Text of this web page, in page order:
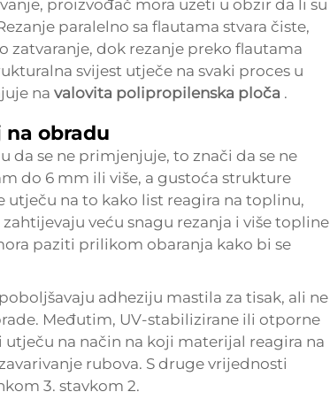
proizvođač mora uzeti u obzir da li su
paralelno sa flautama stvara čiste,
zatvaranje, dok rezanje preko flautama
svijest utječe na svaki proces u
na valovita polipropilenska ploča .
obradu
da se ne primjenjuje, to znači da se ne
do 6 mm ili više, a gustoća strukture
na to kako list reagira na toplinu,
veću snagu rezanja i više topline
paziti prilikom obaranja kako bi se
adheziju mastila za tisak, ali ne
Međutim, UV-stabilizirane ili otporne
na način na koji materijal reagira na
rubova. S druge vrijednosti
3. stavkom 2.